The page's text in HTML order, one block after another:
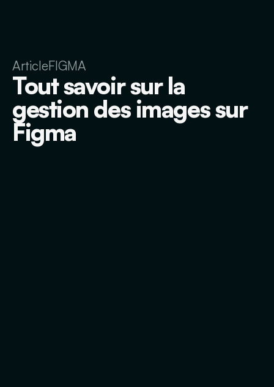
ArticleFIGMA
Tout savoir sur la
gestion des images sur
Figma